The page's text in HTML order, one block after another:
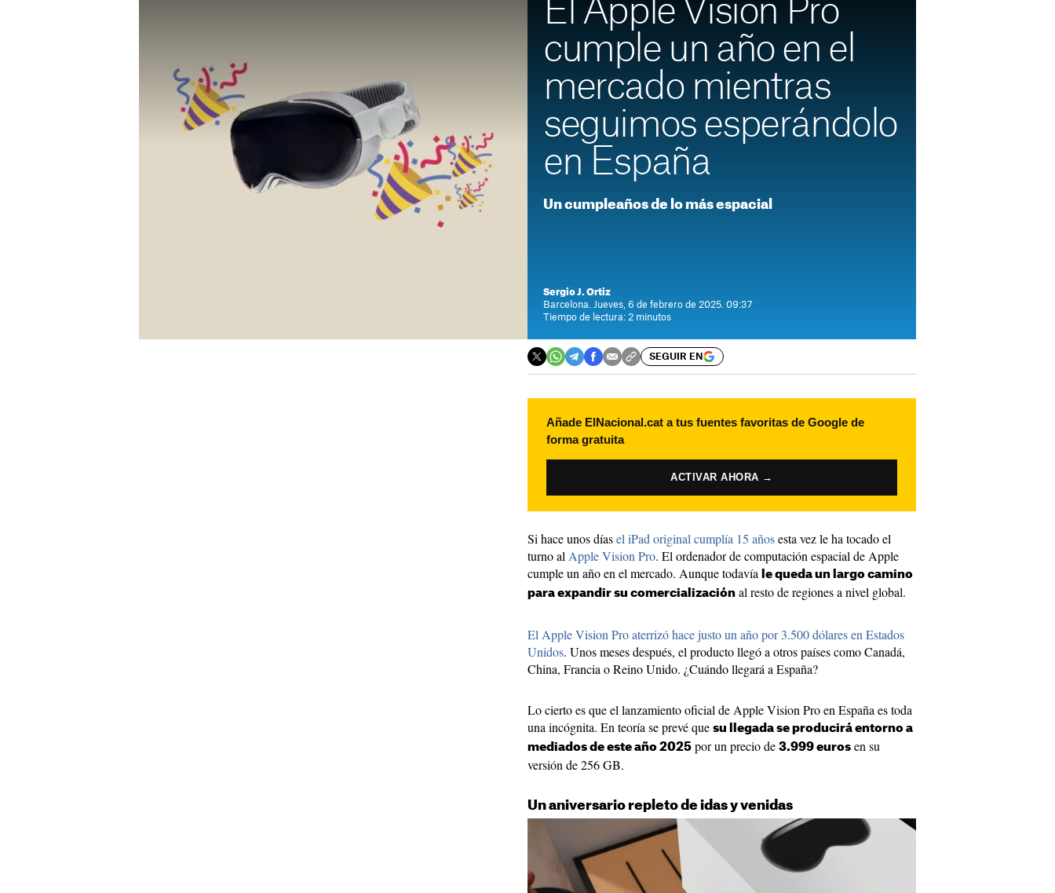
El Apple Vision Pro
cumple un año en el
mercado mientras
seguimos esperándolo
en España
Un cumpleaños de lo más espacial
Sergio J. Ortiz
Barcelona. Jueves, 6 de febrero de 2025. 09:37
Tiempo de lectura: 2 minutos
SEGUIR EN
Añade ElNacional.cat a tus fuentes favoritas de Google de
forma gratuita
ACTIVAR AHORA →
Si hace unos díasel iPad original cumplía 15 añosesta vez le ha tocado el
turno al Apple Vision Pro. El ordenador de computación espacial de Apple
cumple un año en el mercado. Aunque todavía
le queda un largo camino
para expandir su comercialización al resto de regiones a nivel global.
El Apple Vision Pro aterrizó hace justo un año por 3.500 dólares en Estados
Unidos. Unos meses después, el producto llegó a otros países como Canadá,
China, Francia o Reino Unido. ¿Cuándo llegará a España?
Lo cierto es que el lanzamiento oficial de Apple Vision Pro en España es toda
una incógnita. En teoría se prevé que su llegada se producirá entorno a
mediados de este año 2025 por un precio de 3.999 euros en su
versión de 256 GB.
Un aniversario repleto de idas y venidas